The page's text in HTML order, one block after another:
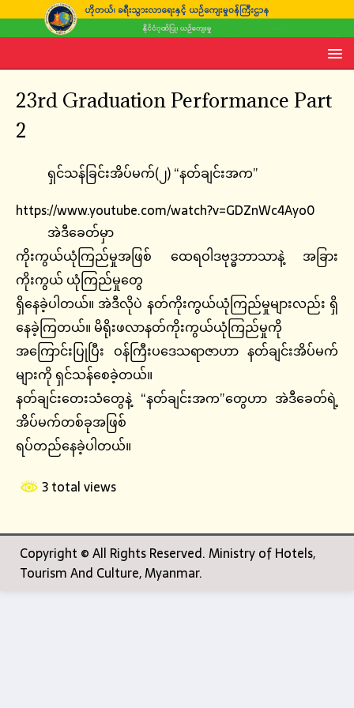
23rd Graduation Performance Part
2
ရှင်သန်ခြင်းအိပ်မက်(၂) “နတ်ချင်းအက”
https://www.youtube.com/watch?v=GDZnWc4Ayo0
အဲဒီခေတ်မှာ
ကိုးကွယ်ယုံကြည်မှုအဖြစ် ထေရဝါဒဗုဒ္ဓဘာသာနဲ့ အခြား
ကိုးကွယ် ယုံကြည်မှုတွေ
ရှိနေခဲ့ပါတယ်။ အဲဒီလိုပဲ နတ်ကိုးကွယ်ယုံကြည်မှုများလည်း ရှိ
နေခဲ့ကြတယ်။ မိရိုးဖလာနတ်ကိုးကွယ်ယုံကြည်မှုကို
အကြောင်းပြုပြီး ဝန်ကြီးပဒေသရာဇာဟာ နတ်ချင်းအိပ်မက်
များကို ရှင်သန်စေခဲ့တယ်။
နတ်ချင်းတေးသံတွေနဲ့ “နတ်ချင်းအက”တွေဟာ အဲဒီခေတ်ရဲ့
အိပ်မက်တစ်ခုအဖြစ်
ရပ်တည်နေခဲ့ပါတယ်။
3 total views
Copyright © All Rights Reserved. Ministry of Hotels,
Tourism And Culture, Myanmar.